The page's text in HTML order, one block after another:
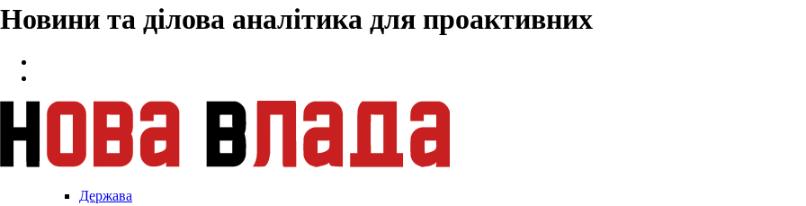
Новини та ділова аналітика для проактивних
Держава